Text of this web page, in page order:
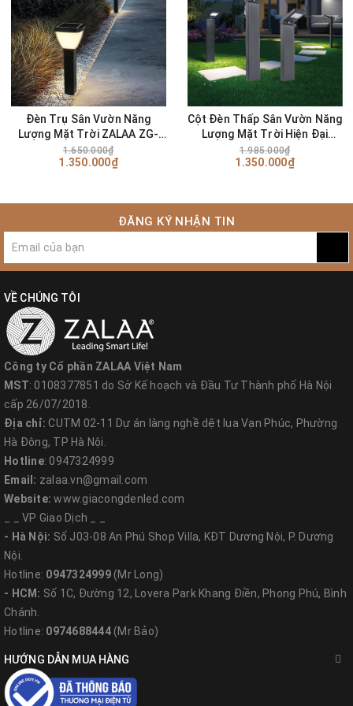
- Nhiệt độ làm việc (℃): -25 - 50
- Nguồn sáng: Đèn LED | Chip LED2835
- Bóng đèn Luminous Flux (lm):
290
- Góc chiếu sáng (°):180
- CRI (Ra>): 83
- Color Rendering Index (Ra): 83
- Dịch vụ giải pháp chiếu sáng : Chiếu Sáng Và Mạch Điện Thiết Kế,
Dialux Evo Bố Trí, Lite
Thông tin đóng gói & giao hàng:
50 high 45*31*32CM
75 high 51*40*32CM
Đèn Trụ Sân Vườn Năng
Lượng Mặt Trời ZALAA ZG-
CPD1106
1.650.000₫
1.350.000₫
Cột Đèn Thấp Sân Vườn Năng
Lượng Mặt Trời Hiện Đại
Smartcity ZALAA ZG-
CPD3008
1.985.000₫
1.350.000₫
ĐĂNG KÝ NHẬN TIN
VỀ CHÚNG TÔI
Công ty Cổ phần ZALAA Việt Nam
MST: 0108377851 do Sở Kế hoạch và Đầu Tư Thành phố Hà Nội
cấp 26/07/2018.
Địa chỉ: CUTM 02-11 Dự án làng nghề dệt lụa Vạn Phúc, Phường
Hà Đông, TP Hà Nội.
Hotline: 0947324999
Email: zalaa.vn@gmail.com
Website:www.giacongdenled.com
_ _ VP Giao Dịch _ _
- Hà Nội: Số J03-08 An Phú Shop Villa, KĐT Dương Nội, P. Dương
Nội.
Hotline: 0947324999(Mr Long)
- HCM: Số 1C, Đường 12, Lovera Park Khang Điền, Phong Phú, Bình
Chánh.
Hotline: 0974688444(Mr Bảo)
HƯỚNG DẪN MUA HÀNG